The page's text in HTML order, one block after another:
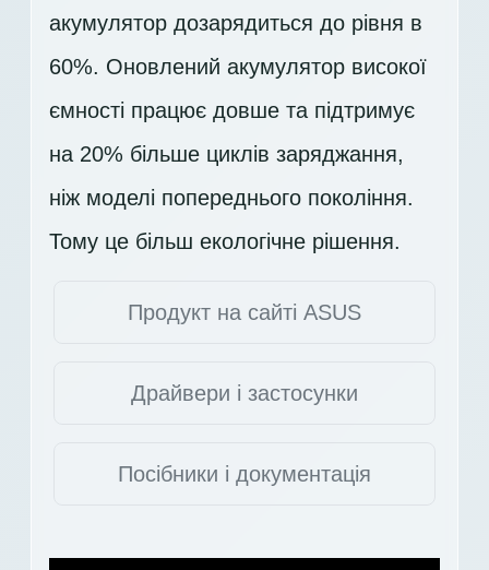
акумулятор дозарядиться до рівня в
60%. Оновлений акумулятор високої
ємності працює довше та підтримує
на 20% більше циклів заряджання,
ніж моделі попереднього покоління.
Тому це більш екологічне рішення.
Продукт на сайті ASUS
Драйвери і застосунки
Посібники і документація